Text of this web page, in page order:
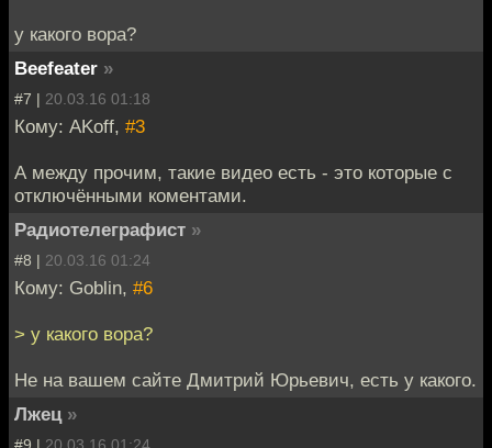
у какого вора?
Beefeater »
#7 | 20.03.16 01:18
Кому: AKoff, #3
А между прочим, такие видео есть - это которые с
отключёнными коментами.
Радиотелеграфист »
#8 | 20.03.16 01:24
Кому: Goblin, #6
> у какого вора?
Не на вашем сайте Дмитрий Юрьевич, есть у какого.
Лжец »